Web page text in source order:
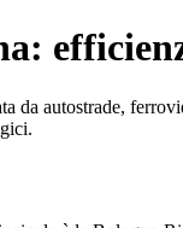
da autostrade,